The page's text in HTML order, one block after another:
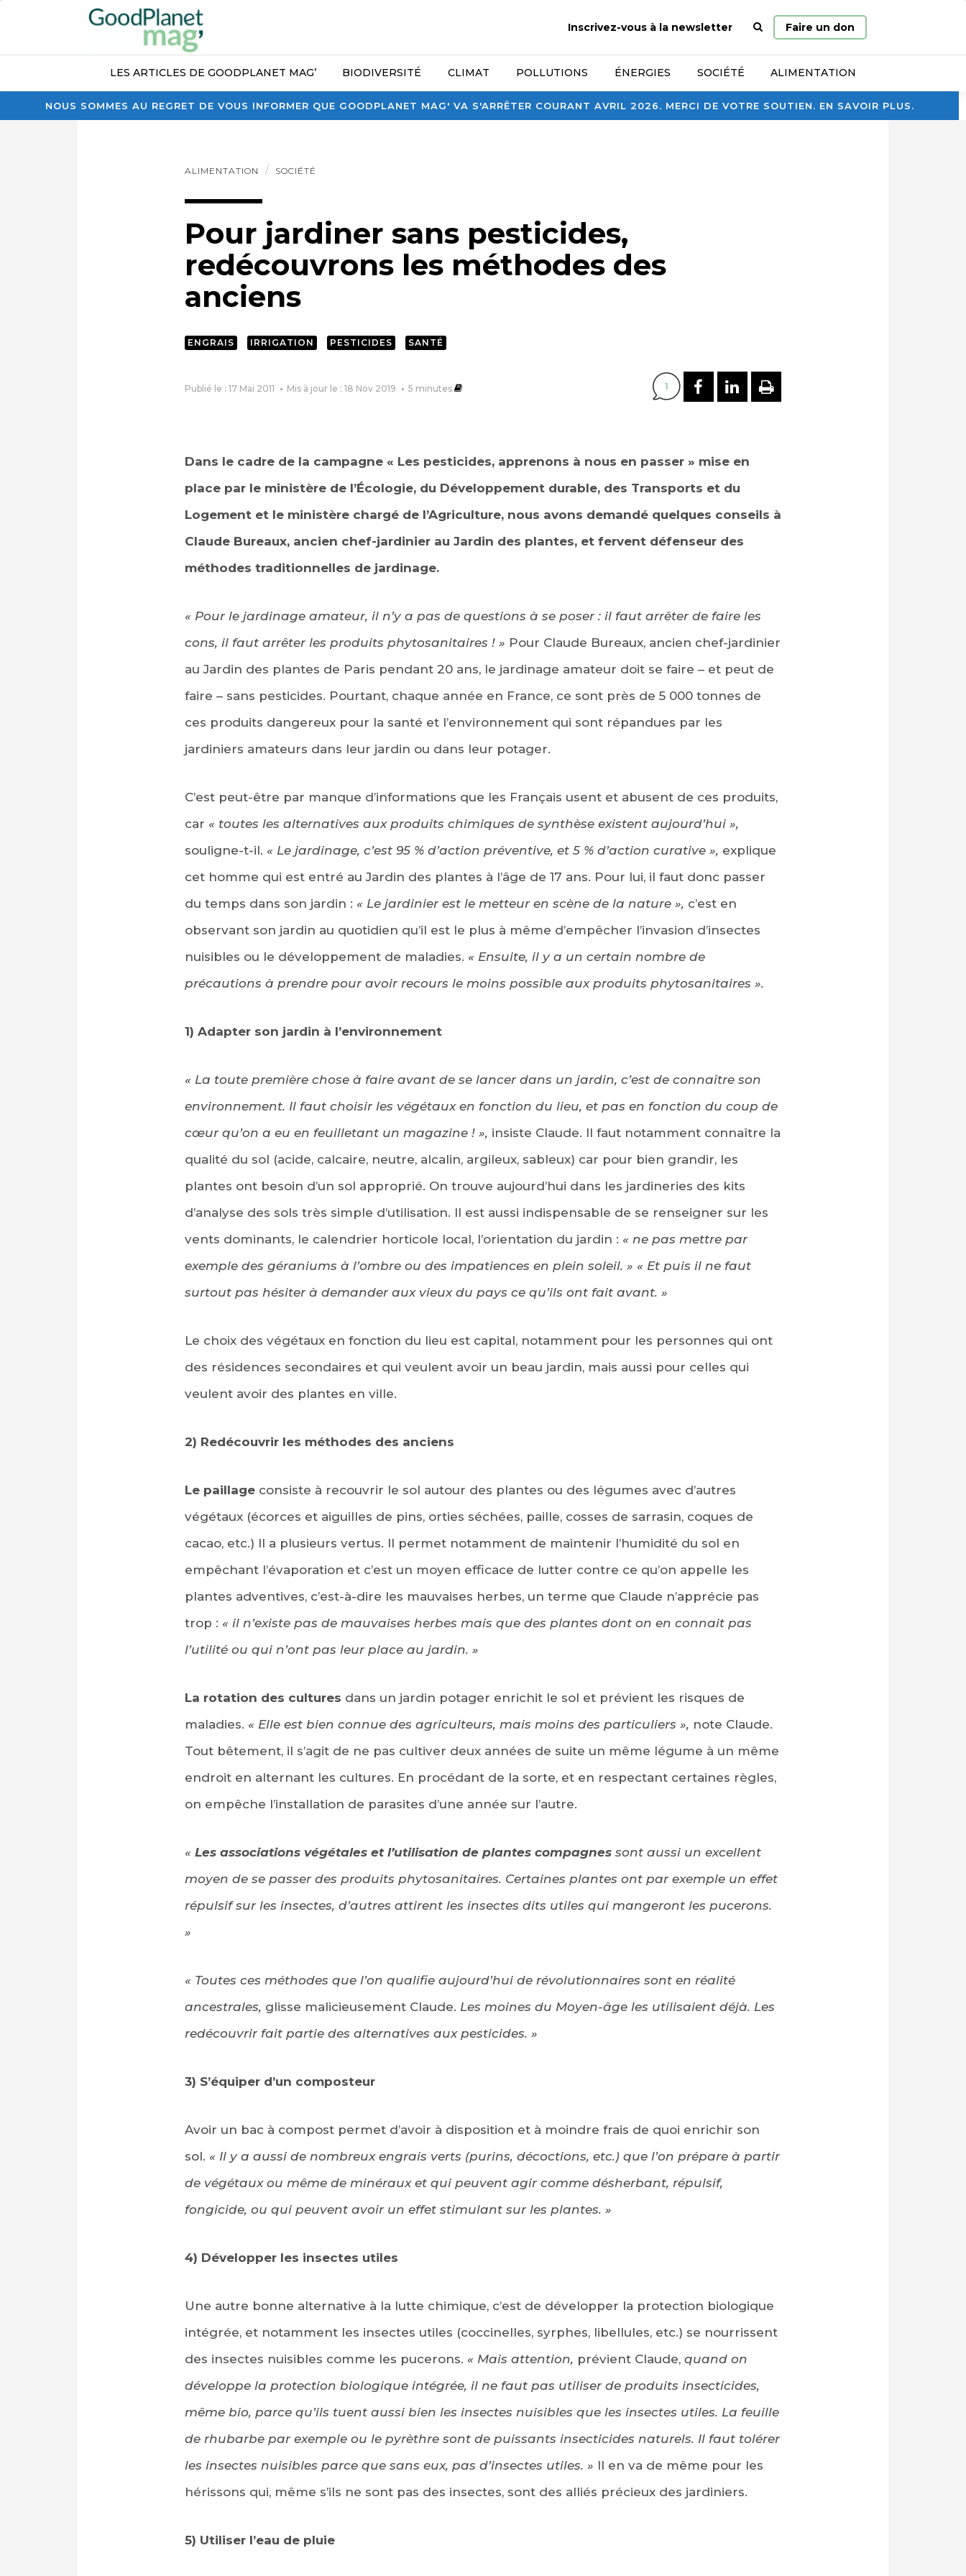
NOUS SOMMES AU REGRET DE VOUS INFORMER QUE GOODPLANET MAG' VA S'ARRÊTER COURANT AVRIL 2026. MERCI DE VOTRE SOUTIEN. EN SAVOIR PLUS.
Inscrivez-vous à la newsletter
Page
d’accueil
Faire un don
LES ARTICLES DE GOODPLANET MAG’ BIODIVERSITÉ CLIMAT POLLUTIONS ÉNERGIES SOCIÉTÉ ALIMENTATION
PARTAGER SUR FACEBOOK
IMPRIMER
ALIMENTATION SOCIÉTÉ
Pour jardiner sans pesticides,
redécouvrons les méthodes des
anciens
ENGRAIS IRRIGATION PESTICIDES SANTÉ
Publié le : 17 Mai 2011 Mis à jour le : 18 Nov 2019 5 minutes 1 PARTAGER SUR FACEBOOK
PARTAGER SUR
IMPRIMER
Dans le cadre de la campagne « Les pesticides, apprenons à nous en passer » mise en
place par le ministère de l’Écologie, du Développement durable, des Transports et du
Logement et le ministère chargé de l’Agriculture, nous avons demandé quelques conseils à
Claude Bureaux, ancien chef-jardinier au Jardin des plantes, et fervent défenseur des
méthodes traditionnelles de jardinage.
« Pour le jardinage amateur, il n’y a pas de questions à se poser : il faut arrêter de faire les
cons, il faut arrêter les produits phytosanitaires ! » Pour Claude Bureaux, ancien chef-jardinier
au Jardin des plantes de Paris pendant 20 ans, le jardinage amateur doit se faire – et peut de
faire – sans pesticides. Pourtant, chaque année en France, ce sont près de 5 000 tonnes de
ces produits dangereux pour la santé et l’environnement qui sont répandues par les
jardiniers amateurs dans leur jardin ou dans leur potager.
C’est peut-être par manque d’informations que les Français usent et abusent de ces produits,
car « toutes les alternatives aux produits chimiques de synthèse existent aujourd’hui »,
souligne-t-il. « Le jardinage, c’est 95 % d’action préventive, et 5 % d’action curative », explique
cet homme qui est entré au Jardin des plantes à l’âge de 17 ans. Pour lui, il faut donc passer
du temps dans son jardin : « Le jardinier est le metteur en scène de la nature », c’est en
observant son jardin au quotidien qu’il est le plus à même d’empêcher l’invasion d’insectes
nuisibles ou le développement de maladies. « Ensuite, il y a un certain nombre de
précautions à prendre pour avoir recours le moins possible aux produits phytosanitaires ».
1) Adapter son jardin à l’environnement
« La toute première chose à faire avant de se lancer dans un jardin, c’est de connaître son
environnement. Il faut choisir les végétaux en fonction du lieu, et pas en fonction du coup de
cœur qu’on a eu en feuilletant un magazine ! », insiste Claude. Il faut notamment connaître la
qualité du sol (acide, calcaire, neutre, alcalin, argileux, sableux) car pour bien grandir, les
plantes ont besoin d’un sol approprié. On trouve aujourd’hui dans les jardineries des kits
d’analyse des sols très simple d’utilisation. Il est aussi indispensable de se renseigner sur les
vents dominants, le calendrier horticole local, l’orientation du jardin : « ne pas mettre par
exemple des géraniums à l’ombre ou des impatiences en plein soleil. » « Et puis il ne faut
surtout pas hésiter à demander aux vieux du pays ce qu’ils ont fait avant. »
Le choix des végétaux en fonction du lieu est capital, notamment pour les personnes qui ont
des résidences secondaires et qui veulent avoir un beau jardin, mais aussi pour celles qui
veulent avoir des plantes en ville.
2) Redécouvrir les méthodes des anciens
Le paillageconsiste à recouvrir le sol autour des plantes ou des légumes avec d’autres
végétaux (écorces et aiguilles de pins, orties séchées, paille, cosses de sarrasin, coques de
cacao, etc.) Il a plusieurs vertus. Il permet notamment de maintenir l’humidité du sol en
empêchant l’évaporation et c’est un moyen efficace de lutter contre ce qu’on appelle les
plantes adventives, c’est-à-dire les mauvaises herbes, un terme que Claude n’apprécie pas
trop : « il n’existe pas de mauvaises herbes mais que des plantes dont on en connait pas
l’utilité ou qui n’ont pas leur place au jardin. »
La rotation des cultures dans un jardin potager enrichit le sol et prévient les risques de
maladies. « Elle est bien connue des agriculteurs, mais moins des particuliers », note Claude.
Tout bêtement, il s’agit de ne pas cultiver deux années de suite un même légume à un même
endroit en alternant les cultures. En procédant de la sorte, et en respectant certaines règles,
on empêche l’installation de parasites d’une année sur l’autre.
« Les associations végétales et l’utilisation de plantes compagnessont aussi un excellent
moyen de se passer des produits phytosanitaires. Certaines plantes ont par exemple un effet
répulsif sur les insectes, d’autres attirent les insectes dits utiles qui mangeront les pucerons.
»
« Toutes ces méthodes que l’on qualifie aujourd’hui de révolutionnaires sont en réalité
ancestrales, glisse malicieusement Claude. Les moines du Moyen-âge les utilisaient déjà. Les
redécouvrir fait partie des alternatives aux pesticides. »
3) S’équiper d’un composteur
Avoir un bac à compost permet d’avoir à disposition et à moindre frais de quoi enrichir son
sol. « Il y a aussi de nombreux engrais verts (purins, décoctions, etc.) que l’on prépare à partir
de végétaux ou même de minéraux et qui peuvent agir comme désherbant, répulsif,
fongicide, ou qui peuvent avoir un effet stimulant sur les plantes. »
4) Développer les insectes utiles
Une autre bonne alternative à la lutte chimique, c’est de développer la protection biologique
intégrée, et notamment les insectes utiles (coccinelles, syrphes, libellules, etc.) se nourrissent
des insectes nuisibles comme les pucerons. « Mais attention, prévient Claude,quand on
développe la protection biologique intégrée, il ne faut pas utiliser de produits insecticides,
même bio, parce qu’ils tuent aussi bien les insectes nuisibles que les insectes utiles. La feuille
de rhubarbe par exemple ou le pyrèthre sont de puissants insecticides naturels. Il faut tolérer
les insectes nuisibles parce que sans eux, pas d’insectes utiles. » Il en va de même pour les
hérissons qui, même s’ils ne sont pas des insectes, sont des alliés précieux des jardiniers.
5) Utiliser l’eau de pluie